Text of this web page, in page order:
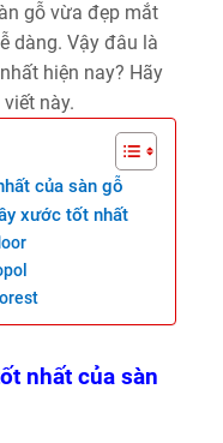
gỗ vừa đẹp mắt
dàng. Vậy đâu là
hiện nay? Hãy
này.
của sàn gỗ
xước tốt nhất
nhất của sàn